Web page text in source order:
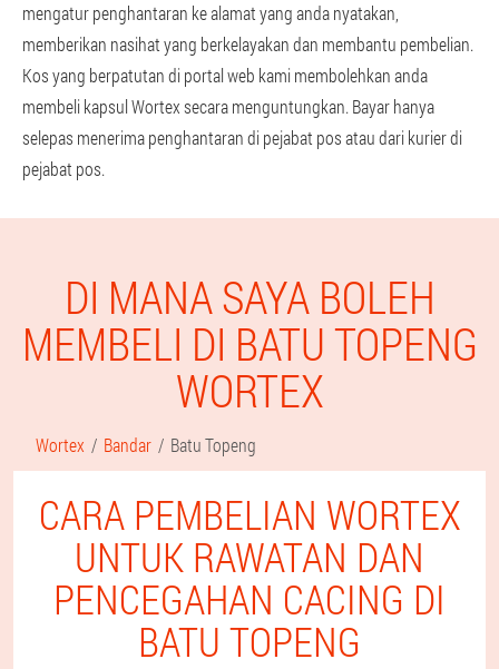
mengatur penghantaran ke alamat yang anda nyatakan,
memberikan nasihat yang berkelayakan dan membantu pembelian.
Kos yang berpatutan di portal web kami membolehkan anda
membeli kapsul Wortex secara menguntungkan. Bayar hanya
selepas menerima penghantaran di pejabat pos atau dari kurier di
pejabat pos.
DI MANA SAYA BOLEH
MEMBELI DI BATU TOPENG
WORTEX
Wortex Bandar Batu Topeng
CARA PEMBELIAN WORTEX
UNTUK RAWATAN DAN
PENCEGAHAN CACING DI
BATU TOPENG